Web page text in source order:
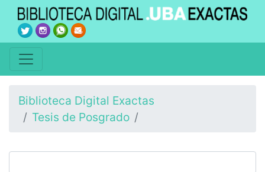
Biblioteca Digital Exactas
Tesis de Posgrado